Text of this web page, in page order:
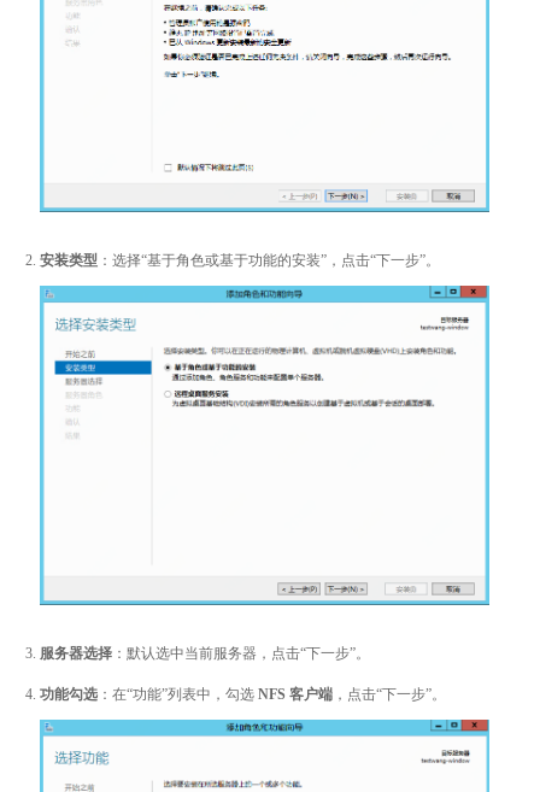
安装类型 ：选择“基于角色或基于功能的安装”，点击“下一步”。
服务器选择 ：默认选中当前服务器，点击“下一步”。
功能勾选 ：在“功能”列表中，勾选 NFS 客户端 ，点击“下一步”。